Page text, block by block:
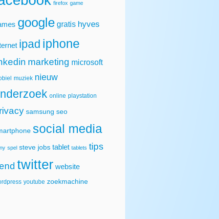
firefox game
google gratis hyves
ipad iphone
marketing microsoft
muziek nieuw
online playstation
samsung seo
social media
spel steve jobs tablet tablets tips
twitter website
youtube zoekmachine